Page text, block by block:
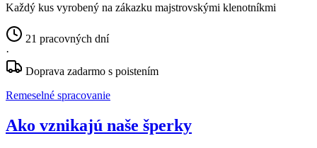
Každý kus vyrobený na zákazku majstrovskými klenotníkmi
21 pracovných dní
·
Doprava zadarmo s poistením
Remeselné spracovanie
Ako vznikajú naše šperky